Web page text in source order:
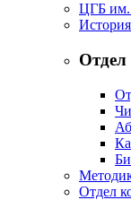
ЦГБ
Отдел
Отдел